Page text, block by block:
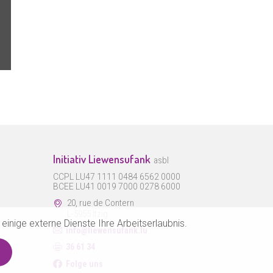
Initiativ Liewensufank asbl
CCPL LU47 1111 0484 6562 0000
BCEE LU41 0019 7000 0278 6000
20, rue de Contern
externe Dienste Ihre Arbeitserlaubnis.